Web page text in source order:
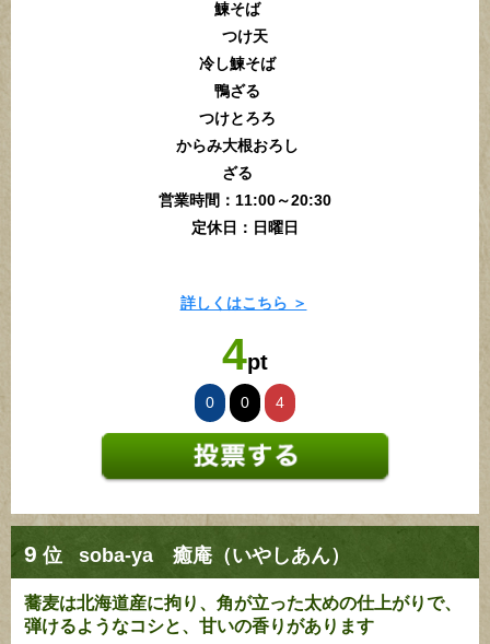
4pt
0 0 4
鰊そば
つけ天
冷し鰊そば
鴨ざる
つけとろろ
からみ大根おろし
ざる
営業時間：11:00～20:30
定休日：日曜日
詳しくはこちら ＞
9 位 soba-ya 癒庵（いやしあん）
蕎麦は北海道産に拘り、角が立った太めの仕上がりで、
弾けるようなコシと、甘いの香りがあります